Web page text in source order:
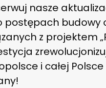
nasze
postępach budowy
z projektem
i całej